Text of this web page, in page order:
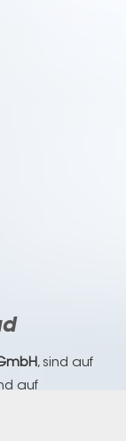
, sind auf
auf